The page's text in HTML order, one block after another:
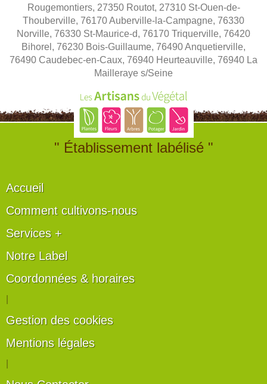
Rougemontiers, 27350 Routot, 27310 St-Ouen-de-
Thouberville, 76170 Auberville-la-Campagne, 76330
Norville, 76330 St-Maurice-d, 76170 Triquerville, 76420
Bihorel, 76230 Bois-Guillaume, 76490 Anquetierville,
76490 Caudebec-en-Caux, 76940 Heurteauville, 76940 La
Mailleraye s/Seine
" Établissement labélisé "
Accueil
Comment cultivons-nous
Services +
Notre Label
Coordonnées & horaires
Gestion des cookies
Mentions légales